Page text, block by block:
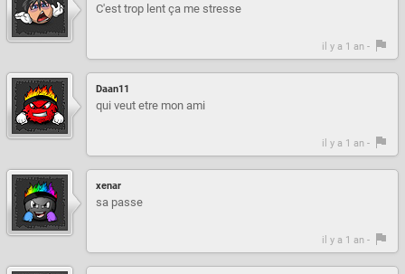
C'est trop lent ça me stresse
il y a 1 an -
Daan11
qui veut etre mon ami
il y a 1 an -
xenar
sa passe
il y a 1 an -